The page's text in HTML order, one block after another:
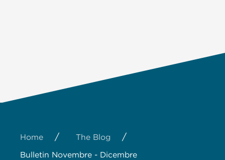
Home / The Blog /
Bulletin Novembre - Dicembre